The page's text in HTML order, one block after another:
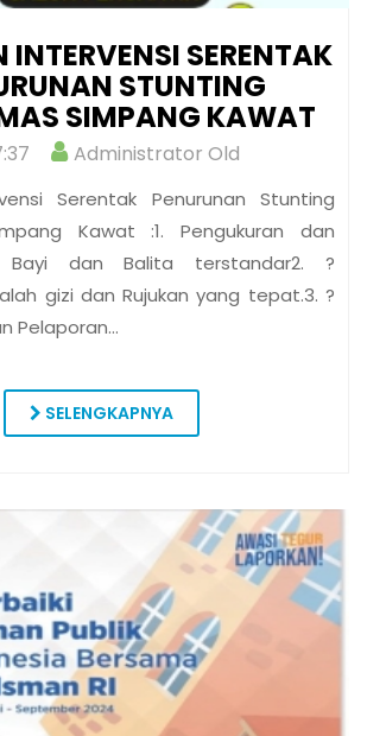
INTERVENSI SERENTAK
STUNTING
SIMPANG KAWAT
Administrator Old
Serentak Penurunan Stunting
Kawat :1. Pengukuran dan
Bayi dan Balita terstandar2. ?
gizi dan Rujukan yang tepat.3. ?
Pelaporan…
SELENGKAPNYA